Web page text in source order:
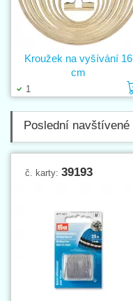
1
Kroužek na vyšívání 16
cm
Poslední navštívené
č. karty: 39193